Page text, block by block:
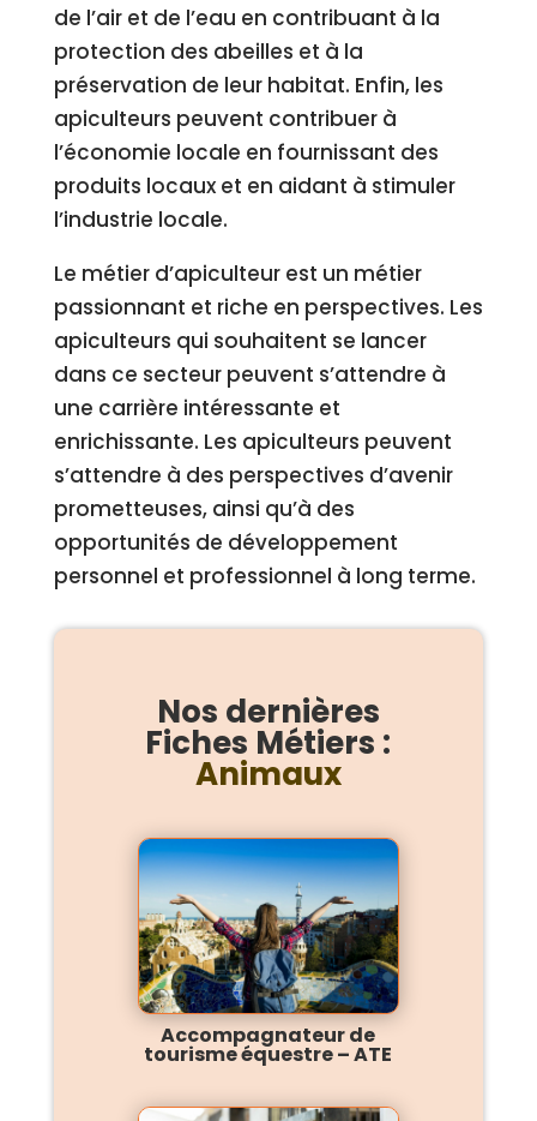
de l’air et de l’eau en contribuant à la
protection des abeilles et à la
préservation de leur habitat. Enfin, les
apiculteurs peuvent contribuer à
l’économie locale en fournissant des
produits locaux et en aidant à stimuler
l’industrie locale.
Le métier d’apiculteur est un métier
passionnant et riche en perspectives. Les
apiculteurs qui souhaitent se lancer
dans ce secteur peuvent s’attendre à
une carrière intéressante et
enrichissante. Les apiculteurs peuvent
s’attendre à des perspectives d’avenir
prometteuses, ainsi qu’à des
opportunités de développement
personnel et professionnel à long terme.
Nos dernières
Fiches Métiers :
Animaux
Accompagnateur de
tourisme équestre – ATE